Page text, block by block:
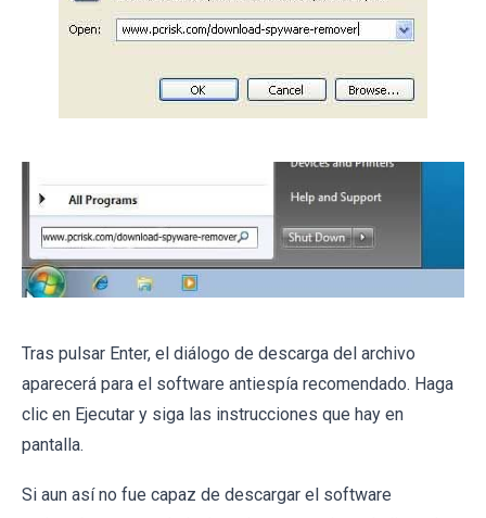
Tras pulsar Enter, el diálogo de descarga del archivo
aparecerá para el software antiespía recomendado. Haga
clic en Ejecutar y siga las instrucciones que hay en
pantalla.
Si aun así no fue capaz de descargar el software